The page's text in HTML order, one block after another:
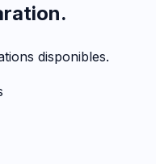
disponibles.